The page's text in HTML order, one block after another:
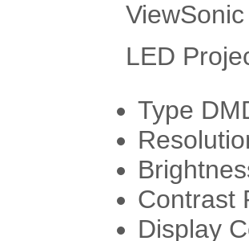
ViewSonic
LED
Type
Contrast
Display